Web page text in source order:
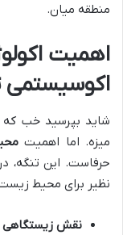
منطقه میان.
اهمیت
اکوسیستمی
شاید بپرسید خب که
میزه. اما اهمیت
حرفاست. این تنگه،
نظیر برای محیط زیست
نقش زیستگاهی